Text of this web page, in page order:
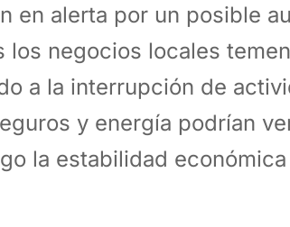
en alerta por un posible
los negocios locales
a la interrupción de
y energía podrían
la estabilidad económica